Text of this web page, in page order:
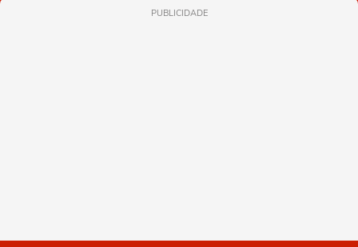
PUBLICIDADE